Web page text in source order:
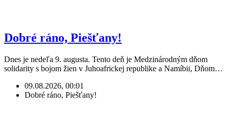
Dobré ráno, Piešťany!
Dnes je nedeľa 9. augusta. Tento deň je Medzinárodným dňom
solidarity s bojom žien v Juhoafrickej republike a Namíbii, Dňom…
09.08.2026, 00:01
Dobré ráno, Piešťany!